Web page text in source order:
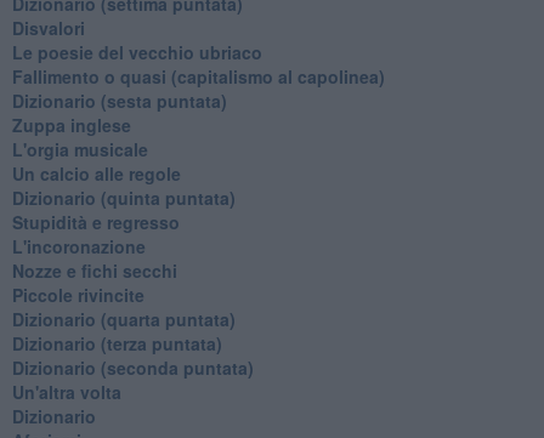
Disvalori
Le poesie del vecchio ubriaco
Fallimento o quasi (capitalismo al capolinea)
Dizionario (sesta puntata)
Zuppa inglese
L'orgia musicale
Un calcio alle regole
Dizionario (quinta puntata)
Stupidità e regresso
L'incoronazione
Nozze e fichi secchi
Piccole rivincite
​Dizionario (quarta puntata)
​Dizionario (terza puntata)
​Dizionario (seconda puntata)
Un'altra volta
Dizionario